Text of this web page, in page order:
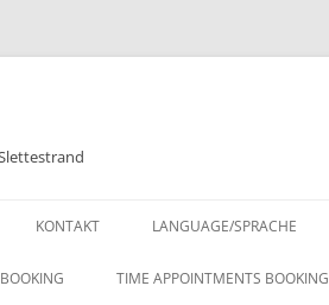
KONTAKT LANGUAGE/SPRACHE
DESCRIPTION – ENGLISH
TIME APPOINTMENTS BOOKING